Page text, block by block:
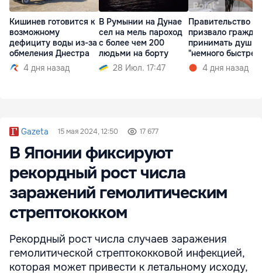
Кишинев готовится к
возможному
дефициту воды из-за
обмеления Днестра
4 дня назад
В Румынии на Дунае
сел на мель пароход
с более чем 200
людьми на борту
28 Июл. 17:47
Правительство
призвало
принимать душ
"немного
4 дня назад
Gazeta 15 мая 2024, 12:50 17 677
В Японии фиксируют
рекордный рост числа
заражений гемолитическим
стрептококком
Рекордный рост числа случаев заражения
гемолитической стрептококковой инфекцией,
которая может привести к летальному исходу,